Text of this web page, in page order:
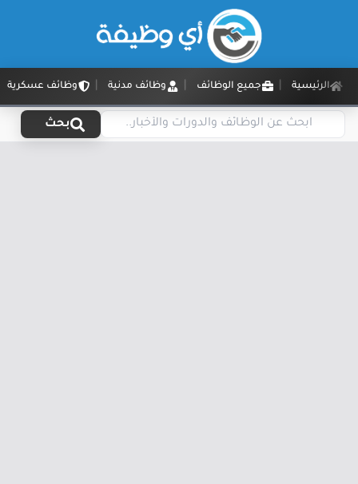
الرئيسية جميع الوظائف وظائف مدنية وظائف عسكرية
بحث